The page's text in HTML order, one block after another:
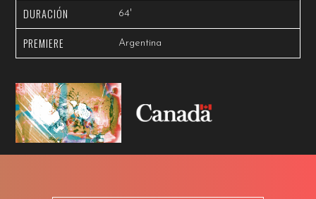
DURACIÓN 64'
PREMIERE Argentina